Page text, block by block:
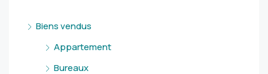
Biens vendus
Appartement
Bureaux